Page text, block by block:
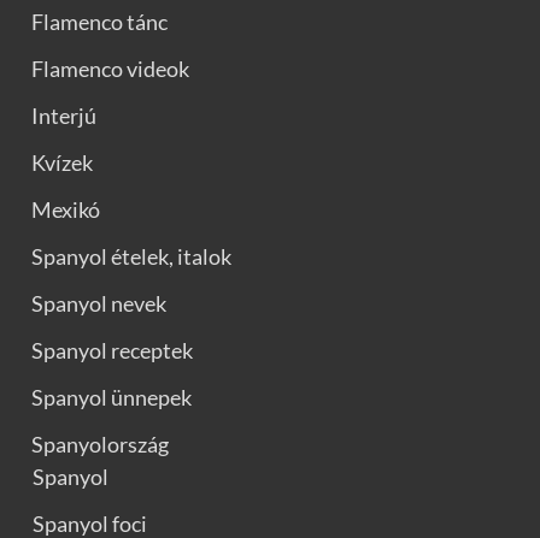
Flamenco tánc
Flamenco videok
Interjú
Kvízek
Mexikó
Spanyol ételek, italok
Spanyol nevek
Spanyol receptek
Spanyol ünnepek
Spanyolország
Spanyol
Spanyol foci